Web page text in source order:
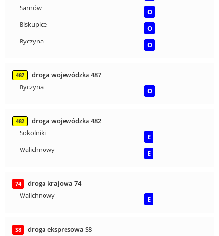
Sarnów
O
Biskupice
O
Byczyna
O
487
droga wojewódzka 487
Byczyna
O
482
droga wojewódzka 482
Sokolniki
E
Walichnowy
E
74
droga krajowa 74
Walichnowy
E
S8
droga ekspresowa S8